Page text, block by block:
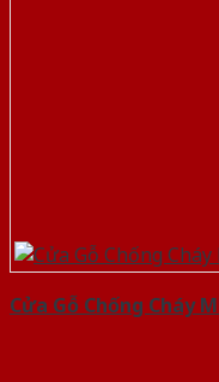
Cửa Gỗ Chống Cháy